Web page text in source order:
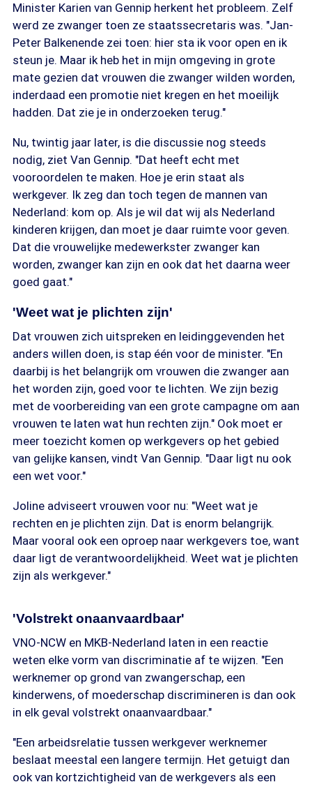
Minister Karien van Gennip herkent het probleem. Zelf
werd ze zwanger toen ze staatssecretaris was. "Jan-
Peter Balkenende zei toen: hier sta ik voor open en ik
steun je. Maar ik heb het in mijn omgeving in grote
mate gezien dat vrouwen die zwanger wilden worden,
inderdaad een promotie niet kregen en het moeilijk
hadden. Dat zie je in onderzoeken terug."
Nu, twintig jaar later, is die discussie nog steeds
nodig, ziet Van Gennip. "Dat heeft echt met
vooroordelen te maken. Hoe je erin staat als
werkgever. Ik zeg dan toch tegen de mannen van
Nederland: kom op. Als je wil dat wij als Nederland
kinderen krijgen, dan moet je daar ruimte voor geven.
Dat die vrouwelijke medewerkster zwanger kan
worden, zwanger kan zijn en ook dat het daarna weer
goed gaat."
'Weet wat je plichten zijn'
Dat vrouwen zich uitspreken en leidinggevenden het
anders willen doen, is stap één voor de minister. "En
daarbij is het belangrijk om vrouwen die zwanger aan
het worden zijn, goed voor te lichten. We zijn bezig
met de voorbereiding van een grote campagne om aan
vrouwen te laten wat hun rechten zijn." Ook moet er
meer toezicht komen op werkgevers op het gebied
van gelijke kansen, vindt Van Gennip. "Daar ligt nu ook
een wet voor."
Joline adviseert vrouwen voor nu: "Weet wat je
rechten en je plichten zijn. Dat is enorm belangrijk.
Maar vooral ook een oproep naar werkgevers toe, want
daar ligt de verantwoordelijkheid. Weet wat je plichten
zijn als werkgever."
'Volstrekt onaanvaardbaar'
VNO-NCW en MKB-Nederland laten in een reactie
weten elke vorm van discriminatie af te wijzen. "Een
werknemer op grond van zwangerschap, een
kinderwens, of moederschap discrimineren is dan ook
in elk geval volstrekt onaanvaardbaar."
"Een arbeidsrelatie tussen werkgever werknemer
beslaat meestal een langere termijn. Het getuigt dan
ook van kortzichtigheid van de werkgevers als een